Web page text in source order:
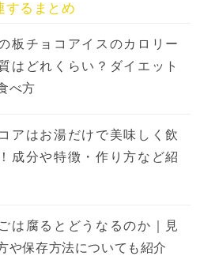
するまとめ
板チョコアイスのカロリー
はどれくらい？ダイエット
べ方
アはお湯だけで美味しく飲
成分や特徴・作り方など紹
は腐るとどうなるのか｜見
や保存方法についても紹介